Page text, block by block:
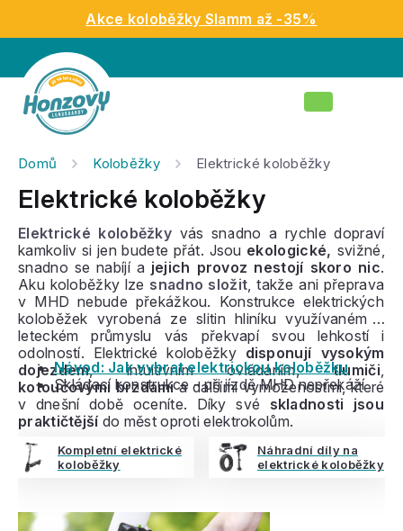
obsah
Akce koloběžky Slamm až -35%
Nákupní
Domů Koloběžky Elektrické koloběžky
Elektrické koloběžky
Elektrické koloběžky vás snadno a rychle dopraví
kamkoliv si jen budete přát. Jsou ekologické, svižné,
snadno se nabíjí a jejich provoz nestojí skoro nic.
Aku koloběžky lze snadno složit, takže ani přeprava
v MHD nebude překážkou. Konstrukce elektrických
koloběžek vyrobená ze slitin hliníku využívaném v
leteckém průmyslu vás překvapí svou lehkostí i
odolností. Elektrické koloběžky disponují vysokým
dojezdem, intuitivním ovládáním,tlumiči,
kotoučovými brzdamia dalšími vymoženostmi, které
v dnešní době oceníte. Díky své skladnosti jsou
praktičtější do měst oproti elektrokolům.
Návod: Jak vybrat elektrickou koloběžku
Skládací konstrukce - při jízdě MHD nepřekáží
Kompletní elektrické
koloběžky
Náhradní díly na
elektrické koloběžky